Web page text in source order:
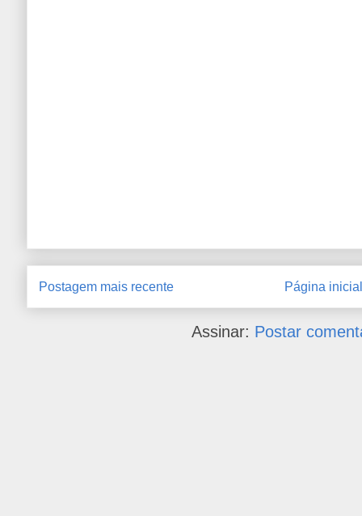
Postagem mais recente Página inicial
Assinar: Postar